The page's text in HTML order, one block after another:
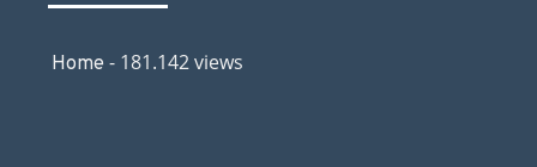
Home - 181.142 views